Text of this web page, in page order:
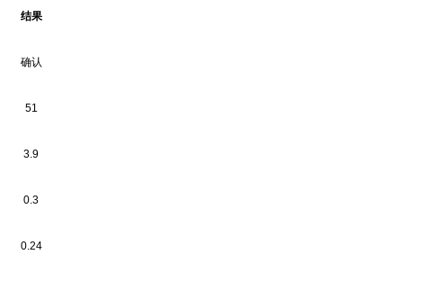
结果
确认
51
3.9
0.3
0.24